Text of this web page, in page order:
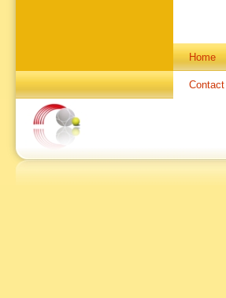
Home
Contact